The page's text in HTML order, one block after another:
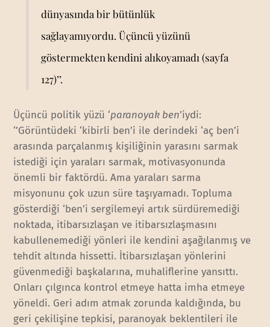
dünyasında bir bütünlük
sağlayamıyordu. Üçüncü yüzünü
göstermekten kendini alıkoyamadı (sayfa
127)’’.
Üçüncü politik yüzü ‘paranoyak ben’iydi:
‘’Görüntüdeki ‘kibirli ben’i ile derindeki ‘aç ben’i
arasında parçalanmış kişiliğinin yarasını sarmak
istediği için yaraları sarmak, motivasyonunda
önemli bir faktördü. Ama yaraları sarma
misyonunu çok uzun süre taşıyamadı. Topluma
gösterdiği ‘ben’i sergilemeyi artık sürdüremediği
noktada, itibarsızlaşan ve itibarsızlaşmasını
kabullenemediği yönleri ile kendini aşağılanmış ve
tehdit altında hissetti. İtibarsızlaşan yönlerini
güvenmediği başkalarına, muhaliflerine yansıttı.
Onları çılgınca kontrol etmeye hatta imha etmeye
yöneldi. Geri adım atmak zorunda kaldığında, bu
geri çekilişine tepkisi, paranoyak beklentileri ile